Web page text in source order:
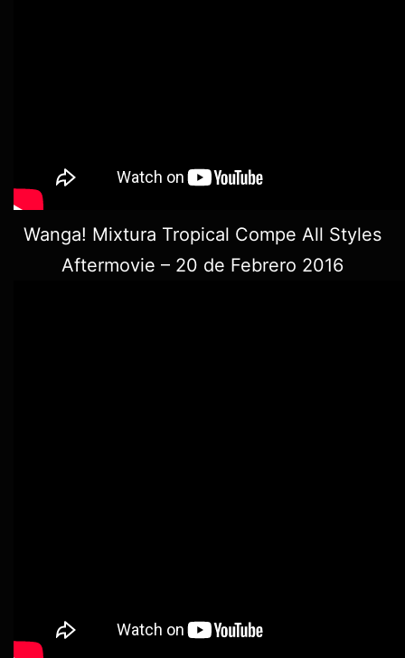
Wanga! Mixtura Tropical Compe All Styles
Aftermovie – 20 de Febrero 2016